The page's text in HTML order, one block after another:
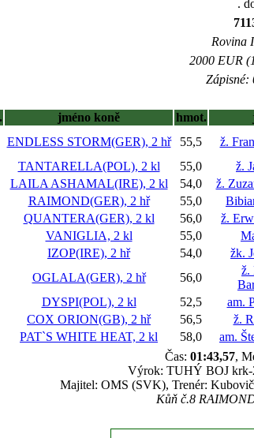
.
Rovina
2000 EUR
Zápisné:
jméno koně hmot.
ENDLESS STORM(GER), 2 hř 55,5 ž.
TANTARELLA(POL), 2 kl 55,0 ž.
LAILA ASHAMAL(IRE), 2 kl 54,0 ž.
RAIMOND(GER), 2 hř 55,0
QUANTERA(GER), 2 kl 56,0 ž.
VANIGLIA, 2 kl 55,0
IZOP(IRE), 2 hř 54,0 žk.
OGLALA(GER), 2 hř 56,0
ž.
DYSPI(POL), 2 kl 52,5 am.
COX ORION(GB), 2 hř 56,5 ž.
PAT`S WHITE HEAT, 2 kl 58,0 am.
Čas: 01:43,57,
Výrok: TUHÝ BOJ krk-
Majitel: OMS (SVK), Trenér:
Kůň č.8